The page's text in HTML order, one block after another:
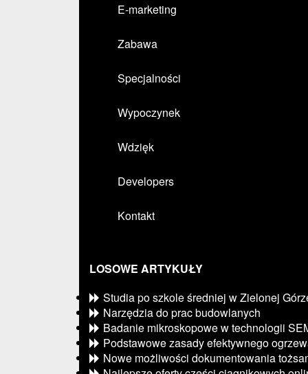
E-marketing
Zabawa
Specjalności
Wypoczynek
Wdzięk
Developers
Kontakt
LOSOWE ARTYKUŁY
Studia po szkole średniej w Zielonej
Narzędzia do prac budowlanych
Badanie mikroskopowe w technologii
Podstawowe zasady efektywnego
Nowe możliwości dokumentowania